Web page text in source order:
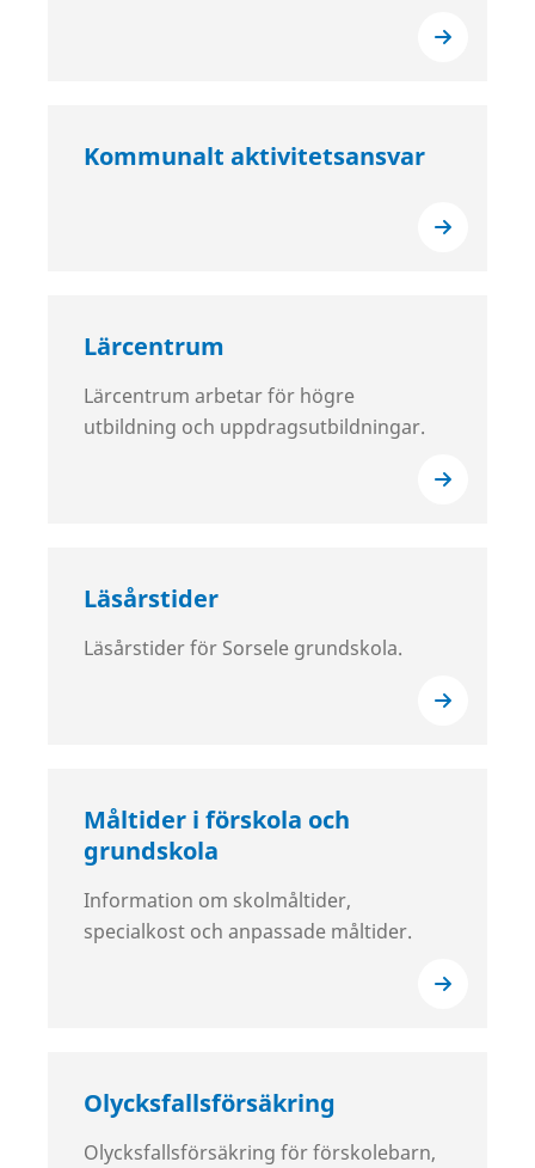
Kommunalt aktivitetsansvar
Lärcentrum
Lärcentrum arbetar för högre
utbildning och uppdragsutbildningar.
Läsårstider
Läsårstider för Sorsele grundskola.
Måltider i förskola och
grundskola
Information om skolmåltider,
specialkost och anpassade måltider.
Olycksfallsförsäkring
Olycksfallsförsäkring för förskolebarn,